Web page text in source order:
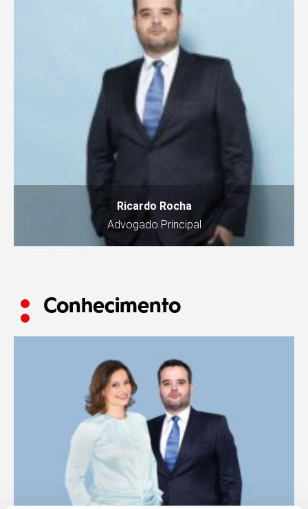
Ricardo Rocha
Advogado Principal
Conhecimento